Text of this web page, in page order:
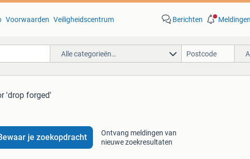
Voorwaarden Veiligheidscentrum Berichten Meldingen
Alle categorieën…
'drop forged'
je zoekopdracht
Ontvang meldingen van
nieuwe zoekresultaten